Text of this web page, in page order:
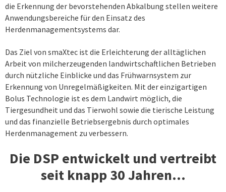
die Erkennung der bevorstehenden Abkalbung stellen weitere
Anwendungsbereiche für den Einsatz des
Herdenmanagementsystems dar.
Das Ziel von smaXtec ist die Erleichterung der alltäglichen
Arbeit von milcherzeugenden landwirtschaftlichen Betrieben
durch nützliche Einblicke und das Frühwarnsystem zur
Erkennung von Unregelmäßigkeiten. Mit der einzigartigen
Bolus Technologie ist es dem Landwirt möglich, die
Tiergesundheit und das Tierwohl sowie die tierische Leistung
und das finanzielle Betriebsergebnis durch optimales
Herdenmanagement zu verbessern.
Die DSP entwickelt und vertreibt
seit knapp 30 Jahren…